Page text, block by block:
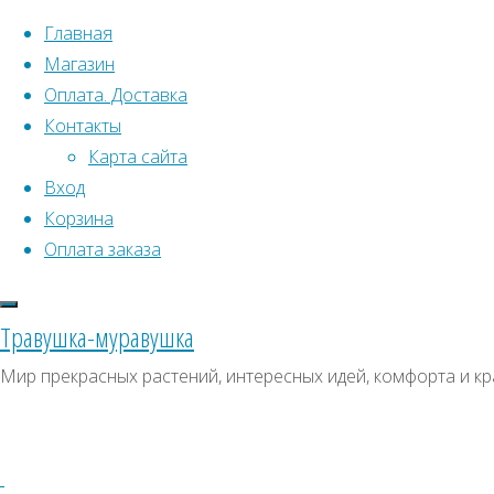
Перейти к содержимому
Главная
Магазин
Оплата. Доставка
Контакты
Карта сайта
Вход
Корзина
Оплата заказа
Травушка-муравушка
Мир прекрасных растений, интересных идей, комфорта и
Что искать:
Камелия
горная
Купить
Искать:
СКИДКИ, АКЦИИ
Архивы